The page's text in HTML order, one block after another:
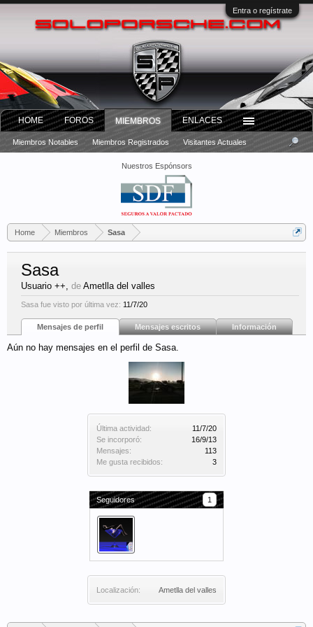
Entra o regístrate
Nuestros Espónsors
Home Miembros Sasa
Última actividad:
11/7/20
Se incorporó:
16/9/13
Mensajes:
113
Me gusta recibidos:
3
Seguidores 1
Localización: Ametlla del valles
Sasa
Usuario ++, de Ametlla del valles
Sasa fue visto por última vez: 11/7/20
Mensajes de perfil Mensajes escritos Información
Aún no hay mensajes en el perfil de Sasa.
HOME FOROS MIEMBROS
Miembros Notables Miembros Registrados Visitantes Actuales
ENLACES